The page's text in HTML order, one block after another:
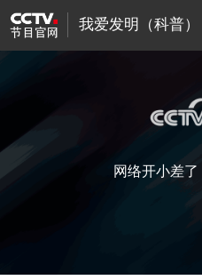
我爱发明（科普）
网络开小差